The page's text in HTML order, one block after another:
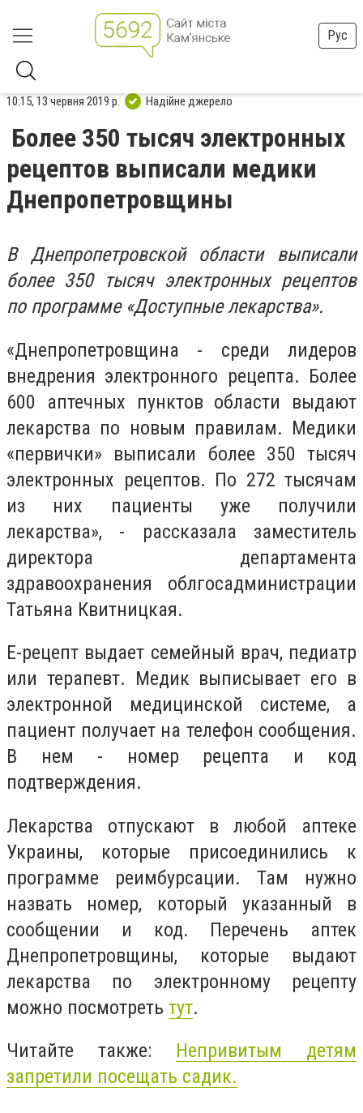
Рус
10:15, 13 червня 2019 р. Надійне джерело
Более 350 тысяч электронных
рецептов выписали медики
Днепропетровщины
В Днепропетровской области выписали
более 350 тысяч электронных рецептов
по программе «Доступные лекарства».
«Днепропетровщина - среди лидеров
внедрения электронного рецепта. Более
600 аптечных пунктов области выдают
лекарства по новым правилам. Медики
«первички» выписали более 350 тысяч
электронных рецептов. По 272 тысячам
из них пациенты уже получили
лекарства», - рассказала заместитель
директора департамента
здравоохранения облгосадминистрации
Татьяна Квитницкая.
Е-рецепт выдает семейный врач, педиатр
или терапевт. Медик выписывает его в
электронной медицинской системе, а
пациент получает на телефон сообщения.
В нем - номер рецепта и код
подтверждения.
Лекарства отпускают в любой аптеке
Украины, которые присоединились к
программе реимбурсации. Там нужно
назвать номер, который указанный в
сообщении и код. Перечень аптек
Днепропетровщины, которые выдают
лекарства по электронному рецепту
можно посмотреть тут.
Читайте также: Непривитым детям
запретили посещать садик.